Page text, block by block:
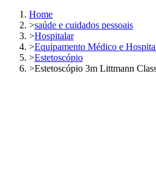
Home
>saúde e cuidados pessoais
>Hospitalar
>Equipamento Médico e
>Estetoscópio
>Estetoscópio 3m Littmann